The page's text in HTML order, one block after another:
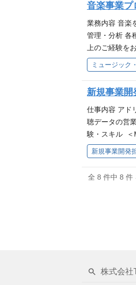
とが、TBSグ
等、意欲のあ
音楽事業プ
業務内容 音楽
管理・分析 各
上のご経験を
画策定のご経
ント企業で売
ト局」という
TARGLOWを
してきました
スの形で、お
ミュージック
新規事業開
仕事内容 アド
聴データの営
験・スキル ＜
略議論ができ
ージ テレビセ
ールスまで一
新規事業開発
全 8 件中 8 件
株式会社